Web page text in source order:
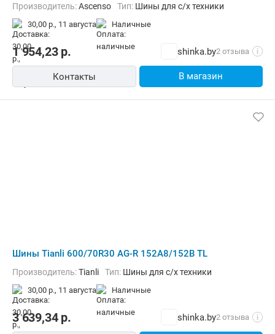
Производитель:Ascenso Тип: Шины для с/х техники
30,00 р., 11 августа наличные
1 954,23р. shinka.by2 отзыва i
Контакты В магазин
Шины Tianli 600/70R30 AG-R 152A8/152B TL
Производитель:Tianli Тип: Шины для с/х техники
30,00 р., 11 августа наличные
3 639,34р. shinka.by2 отзыва i